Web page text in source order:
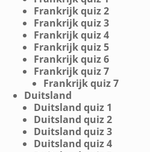
Frankrijk quiz 2
Frankrijk quiz 3
Frankrijk quiz 4
Frankrijk quiz 5
Frankrijk quiz 6
Frankrijk quiz 7
Frankrijk quiz 7
Duitsland
Duitsland quiz 1
Duitsland quiz 2
Duitsland quiz 3
Duitsland quiz 4